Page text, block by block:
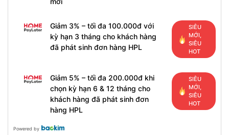
Giảm 3% – tối đa 100.000đ với
kỳ hạn 3 tháng cho khách hàng
đã phát sinh đơn hàng HPL
SIÊU
MỚI,
SIÊU
HOT
Giảm 5% – tối đa 200.000đ khi
chọn kỳ hạn 6 & 12 tháng cho
khách hàng đã phát sinh đơn
hàng HPL
SIÊU
MỚI,
SIÊU
HOT
Powered by